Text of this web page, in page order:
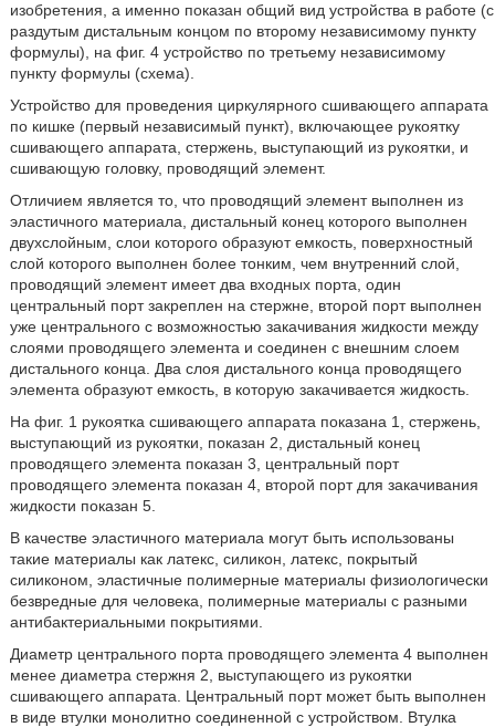
изобретения, а именно показан общий вид устройства в работе (с
раздутым дистальным концом по второму независимому пункту
формулы), на фиг. 4 устройство по третьему независимому
пункту формулы (схема).
Устройство для проведения циркулярного сшивающего аппарата
по кишке (первый независимый пункт), включающее рукоятку
сшивающего аппарата, стержень, выступающий из рукоятки, и
сшивающую головку, проводящий элемент.
Отличием является то, что проводящий элемент выполнен из
эластичного материала, дистальный конец которого выполнен
двухслойным, слои которого образуют емкость, поверхностный
слой которого выполнен более тонким, чем внутренний слой,
проводящий элемент имеет два входных порта, один
центральный порт закреплен на стержне, второй порт выполнен
уже центрального с возможностью закачивания жидкости между
слоями проводящего элемента и соединен с внешним слоем
дистального конца. Два слоя дистального конца проводящего
элемента образуют емкость, в которую закачивается жидкость.
На фиг. 1 рукоятка сшивающего аппарата показана 1, стержень,
выступающий из рукоятки, показан 2, дистальный конец
проводящего элемента показан 3, центральный порт
проводящего элемента показан 4, второй порт для закачивания
жидкости показан 5.
В качестве эластичного материала могут быть использованы
такие материалы как латекс, силикон, латекс, покрытый
силиконом, эластичные полимерные материалы физиологически
безвредные для человека, полимерные материалы с разными
антибактериальными покрытиями.
Диаметр центрального порта проводящего элемента 4 выполнен
менее диаметра стержня 2, выступающего из рукоятки
сшивающего аппарата. Центральный порт может быть выполнен
в виде втулки монолитно соединенной с устройством. Втулка